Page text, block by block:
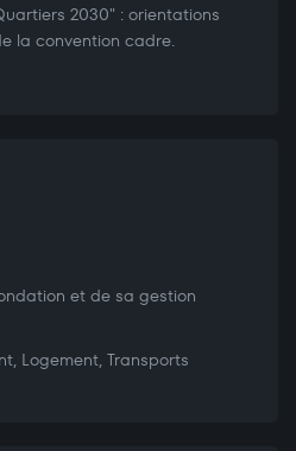
2030" : orientations
la convention cadre.
et de sa gestion
Logement, Transports